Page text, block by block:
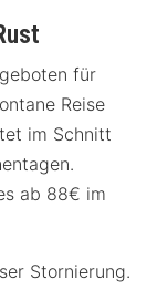
für
Reise
im Schnitt
ab 88€ im
Stornierung.